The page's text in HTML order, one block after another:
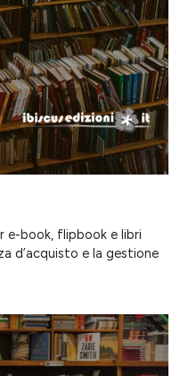
e-book, flipbook e libri
d’acquisto e la gestione